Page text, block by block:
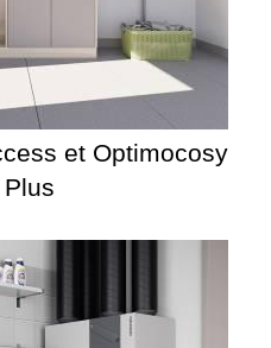
et Optimocosy
Plus